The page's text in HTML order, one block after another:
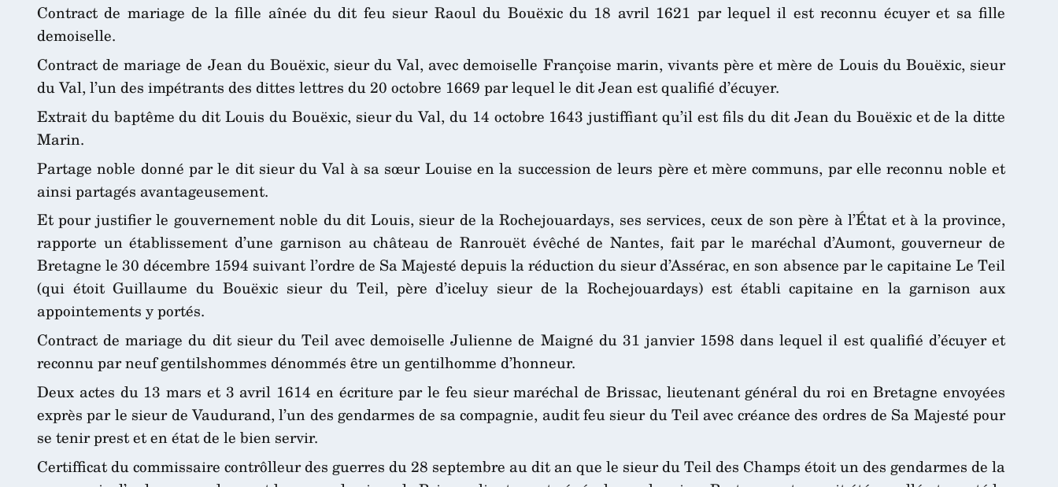
Contract de mariage de la fille aînée du dit feu sieur Raoul du Bouëxic du 18 avril 1621 par lequel il est reconnu écuyer et sa fille
demoiselle.
Contract de mariage de Jean du Bouëxic, sieur du Val, avec demoiselle Françoise marin, vivants père et mère de Louis du Bouëxic, sieur
du Val, l’un des impétrants des dittes lettres du 20 octobre 1669 par lequel le dit Jean est qualifié d’écuyer.
Extrait du baptême du dit Louis du Bouëxic, sieur du Val, du 14 octobre 1643 justiffiant qu’il est fils du dit Jean du Bouëxic et de la ditte
Marin.
Partage noble donné par le dit sieur du Val à sa sœur Louise en la succession de leurs père et mère communs, par elle reconnu noble et
ainsi partagés avantageusement.
Et pour justifier le gouvernement noble du dit Louis, sieur de la Rochejouardays, ses services, ceux de son père à l’État et à la province,
rapporte un établissement d’une garnison au château de Ranrouët évêché de Nantes, fait par le maréchal d’Aumont, gouverneur de
Bretagne le 30 décembre 1594 suivant l’ordre de Sa Majesté depuis la réduction du sieur d’Assérac, en son absence par le capitaine Le Teil
(qui étoit Guillaume du Bouëxic sieur du Teil, père d’iceluy sieur de la Rochejouardays) est établi capitaine en la garnison aux
appointements y portés.
Contract de mariage du dit sieur du Teil avec demoiselle Julienne de Maigné du 31 janvier 1598 dans lequel il est qualifié d’écuyer et
reconnu par neuf gentilshommes dénommés être un gentilhomme d’honneur.
Deux actes du 13 mars et 3 avril 1614 en écriture par le feu sieur maréchal de Brissac, lieutenant général du roi en Bretagne envoyées
exprès par le sieur de Vaudurand, l’un des gendarmes de sa compagnie, audit feu sieur du Teil avec créance des ordres de Sa Majesté pour
se tenir prest et en état de le bien servir.
Certifficat du commissaire contrôlleur des guerres du 28 septembre au dit an que le sieur du Teil des Champs étoit un des gendarmes de la